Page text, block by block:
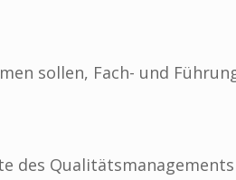
sollen, Fach- und
des